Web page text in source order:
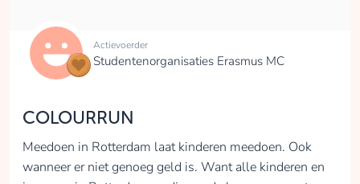
Actievoerder
Studentenorganisaties Erasmus MC
COLOURRUN
Meedoen in Rotterdam laat kinderen meedoen. Ook
wanneer er niet genoeg geld is. Want alle kinderen en